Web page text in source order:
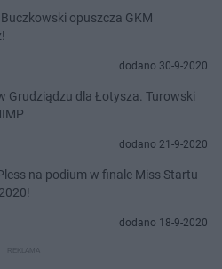
opuszcza GKM
dodano 30-9-2020
Grudziądzu dla Łotysza. Turowski
dodano 21-9-2020
na podium w finale Miss Startu
dodano 18-9-2020